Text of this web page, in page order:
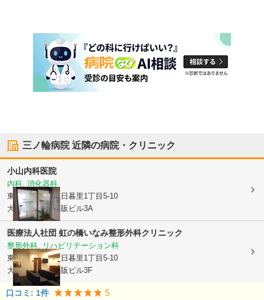
三ノ輪病院近隣の病院・クリニック
小山内科医院
内科, 消化器科
東京都荒川区東日暮里1丁目5-10
大関横丁鈴木酒販ビル3A
医療法人社団 虹の橋いなみ整形外科クリニック
整形外科, リハビリテーション科
東京都荒川区東日暮里1丁目5-10
大関横丁鈴木酒販ビル3F
口コミ: 1件 5